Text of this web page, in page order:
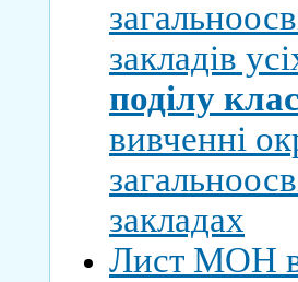
закладів
поділу
вивченні
закладах
Лист МОН